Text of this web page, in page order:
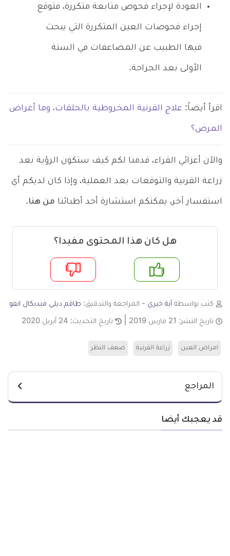
العودة لإجراء فحوص متابعة متكررة، فتوقع
إجراء فحوصات العين المتكررة التي يبحث
فيها الطبيب عن المضاعفات في السنة
الأولى بعد الجراحة.
اقرأ أيضاً: علاج القرنية المخروطية بالحلقات، وما أعراض
المرض؟
والآن أعزائي القراء، قدمنا لكم كيف ستكون الرؤية بعد
زراعة القرنية والتوقعات بعد العملية، وإذا كان لديكم أي
استفسار آخر، يمكنكم استشارة أحد أطبائنا من هنا.
هل كان هذا المحتوى مفيدا؟
لا
كتب بواسطة آية خيري - المراجعة والتدقيق: طاقم ديلي ميديكال انفو
تاريخ النشر: 21 مارس 2019 تاريخ التحديث: 24 أبريل 2020
امراض العين زراعة القرنية ضعف النظر
المراجع
قد يعجبك أيضا